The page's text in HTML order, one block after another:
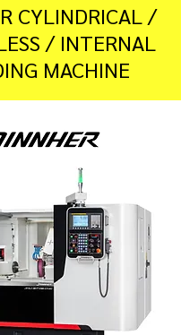
CYLINDRICAL /
/ INTERNAL
MACHINE